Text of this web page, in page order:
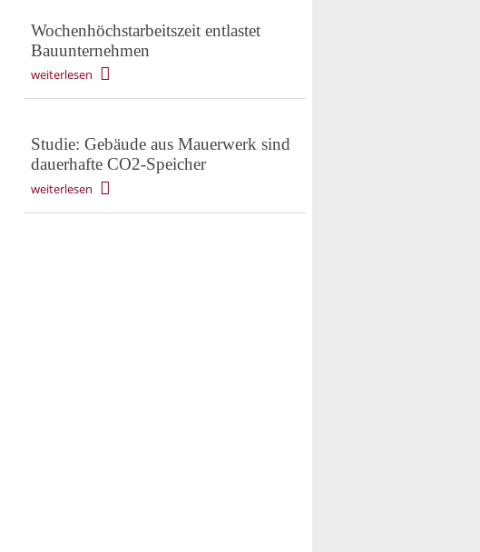
Wochenhöchstarbeitszeit entlastet
Bauunternehmen
weiterlesen
Studie: Gebäude aus Mauerwerk sind
dauerhafte CO2-Speicher
weiterlesen